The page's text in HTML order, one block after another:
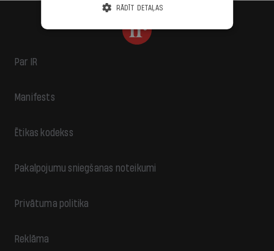
Par IR
Manifests
Ētikas kodekss
Pakalpojumu sniegšanas noteikumi
Privātuma politika
Reklāma
RĀDĪT DETAĻAS